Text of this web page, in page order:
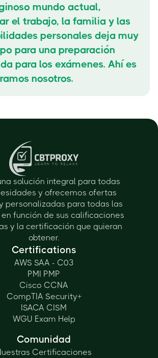
mundo actual,
el trabajo, la familia y las
personales deja muy
para una preparación
para los exámenes. Ahí es
nosotros.
solución integral para todas
y ofrecemos ofertas
personalizadas para todas las
función de sus calificaciones
y la certificación que quieran
obtener.
Certifications
AWS SAA - C03
PMI PMP
Cisco CCNA
CompTIA Security+
ISACA CISM
WGU Exam Help
Comunidad
Certificaciones